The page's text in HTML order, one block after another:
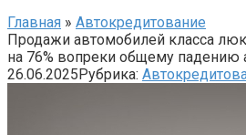
Главная » Автокредитование
Продажи автомобилей класса
на 76% вопреки общему падению
26.06.2025Рубрика: